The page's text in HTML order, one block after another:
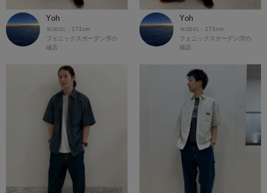
Yoh
フェニックスガーデン浮の
城店
171cm
Yoh
フェニックスガーデン浮の
城店
171cm